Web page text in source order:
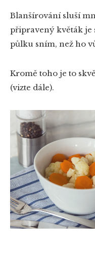
Blanšírování sluší
připravený květák je
půlku sním, než ho
Kromě toho je to
(vizte dále).